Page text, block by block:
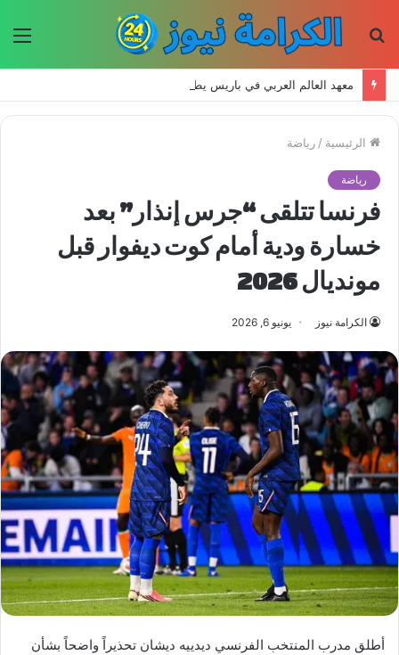
الرئيسية / رياضة
رياضة
فرنسا تتلقى “جرس إنذار” بعد
خسارة ودية أمام كوت ديفوار قبل
مونديال 2026
الكرامة نيوز يونيو 6, 2026
أطلق مدرب المنتخب الفرنسي ديدييه ديشان تحذيراً واضحاً بشأن